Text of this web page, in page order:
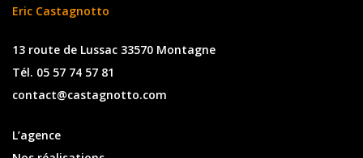
Eric Castagnotto
13 route de Lussac 33570 Montagne
Tél. 05 57 74 57 81
contact@castagnotto.com
L’agence